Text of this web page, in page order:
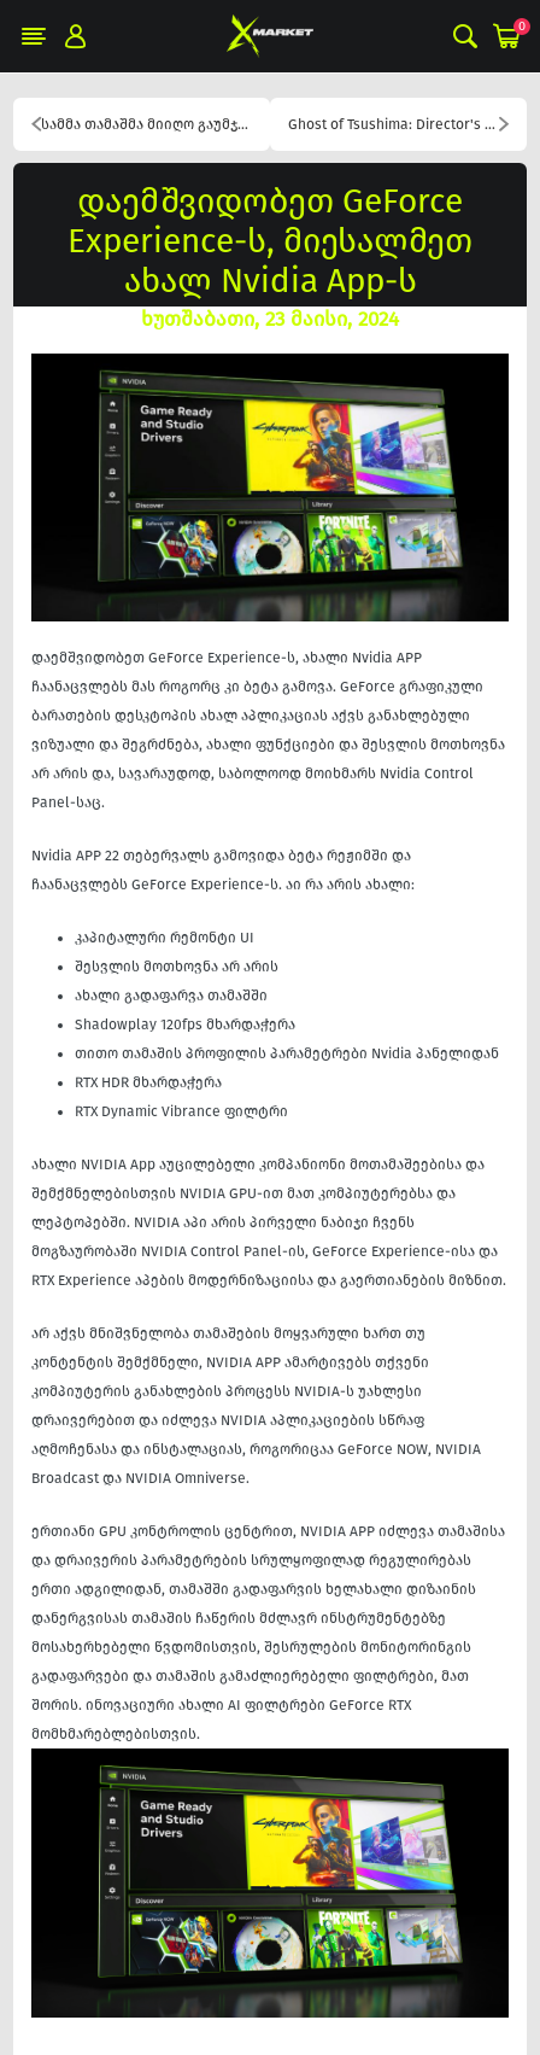
0
სამმა თამაშმა მიიღო გაუმჯობესება DLSS-ის გამოყენებით! Ghost of Tsushima: Director's Cut და დაუვიწყარი გამოცდილება DLSS 3-ით და Reflex-ით! პირველად PC-ზე!
დაემშვიდობეთ GeForce
Experience-ს, მიესალმეთ
ახალ Nvidia App-ს
ხუთშაბათი, 23 მაისი, 2024
დაემშვიდობეთ GeForce Experience-ს, ახალი Nvidia APP
ჩაანაცვლებს მას როგორც კი ბეტა გამოვა. GeForce გრაფიკული
ბარათების დესკტოპის ახალ აპლიკაციას აქვს განახლებული
ვიზუალი და შეგრძნება, ახალი ფუნქციები და შესვლის მოთხოვნა
არ არის და, სავარაუდოდ, საბოლოოდ მოიხმარს Nvidia Control
Panel-საც.
Nvidia APP 22 თებერვალს გამოვიდა ბეტა რეჟიმში და
ჩაანაცვლებს GeForce Experience-ს. აი რა არის ახალი:
კაპიტალური რემონტი UI
შესვლის მოთხოვნა არ არის
ახალი გადაფარვა თამაშში
Shadowplay 120fps მხარდაჭერა
თითო თამაშის პროფილის პარამეტრები Nvidia პანელიდან
RTX HDR მხარდაჭერა
RTX Dynamic Vibrance ფილტრი
ახალი NVIDIA App აუცილებელი კომპანიონი მოთამაშეებისა და
შემქმნელებისთვის NVIDIA GPU-ით მათ კომპიუტერებსა და
ლეპტოპებში. NVIDIA აპი არის პირველი ნაბიჯი ჩვენს
მოგზაურობაში NVIDIA Control Panel-ის, GeForce Experience-ისა და
RTX Experience აპების მოდერნიზაციისა და გაერთიანების მიზნით.
არ აქვს მნიშვნელობა თამაშების მოყვარული ხართ თუ
კონტენტის შემქმნელი, NVIDIA APP ამარტივებს თქვენი
კომპიუტერის განახლების პროცესს NVIDIA-ს უახლესი
დრაივერებით და იძლევა NVIDIA აპლიკაციების სწრაფ
აღმოჩენასა და ინსტალაციას, როგორიცაა GeForce NOW, NVIDIA
Broadcast და NVIDIA Omniverse.
ერთიანი GPU კონტროლის ცენტრით, NVIDIA APP იძლევა თამაშისა
და დრაივერის პარამეტრების სრულყოფილად რეგულირებას
ერთი ადგილიდან, თამაშში გადაფარვის ხელახალი დიზაინის
დანერგვისას თამაშის ჩაწერის მძლავრ ინსტრუმენტებზე
მოსახერხებელი წვდომისთვის, შესრულების მონიტორინგის
გადაფარვები და თამაშის გამაძლიერებელი ფილტრები, მათ
შორის. ინოვაციური ახალი AI ფილტრები GeForce RTX
მომხმარებლებისთვის.